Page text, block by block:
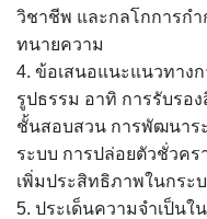
วิชาชีพ และกลโกการก
ทนายความ
4. ข้อเสนอแนะแนวทาง
รูปธรรม อาทิ การรับรอ
ชั้นสอบสวน การพัฒนาร
ระบบ การปล่อยตัวชั่วคร
เพิ่มประสิทธิภาพในกระ
5. ประเด็นความจำเป็น